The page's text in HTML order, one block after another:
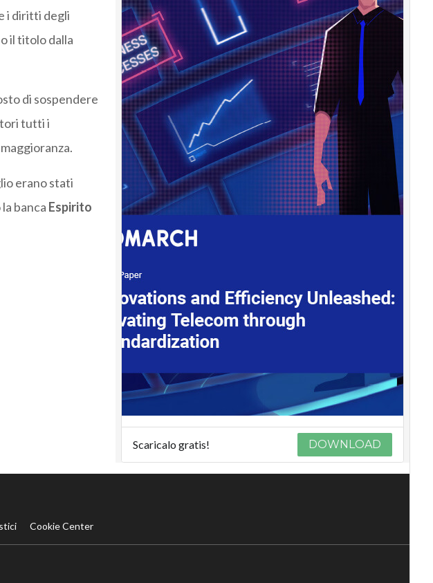
i diritti degli
il titolo dalla
di sospendere
tutti i
erano stati
banca Espirito
Scaricalo gratis! DOWNLOAD
Cookie Center